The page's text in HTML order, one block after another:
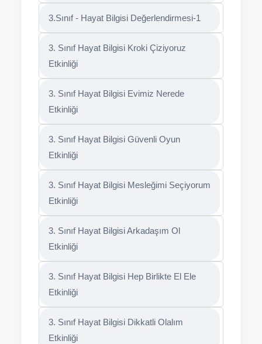
3.Sınıf - Hayat Bilgisi Değerlendirmesi-1
3. Sınıf Hayat Bilgisi Kroki Çiziyoruz
Etkinliği
3. Sınıf Hayat Bilgisi Evimiz Nerede
Etkinliği
3. Sınıf Hayat Bilgisi Güvenli Oyun
Etkinliği
3. Sınıf Hayat Bilgisi Mesleğimi Seçiyorum
Etkinliği
3. Sınıf Hayat Bilgisi Arkadaşım Ol
Etkinliği
3. Sınıf Hayat Bilgisi Hep Birlikte El Ele
Etkinliği
3. Sınıf Hayat Bilgisi Dikkatli Olalım
Etkinliği